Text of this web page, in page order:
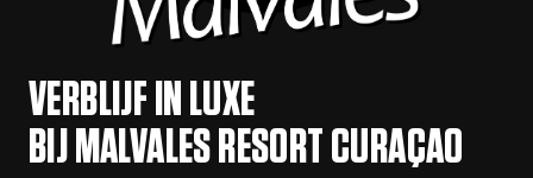
VERBLIJF IN LUXE
BIJ MALVALES RESORT CURAÇAO